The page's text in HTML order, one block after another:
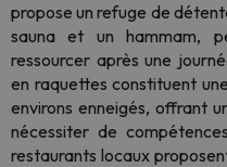
propose un refuge de
sauna et un hammam,
ressourcer après une
en raquettes constituent
environs enneigés, offrant
nécessiter de
restaurants locaux